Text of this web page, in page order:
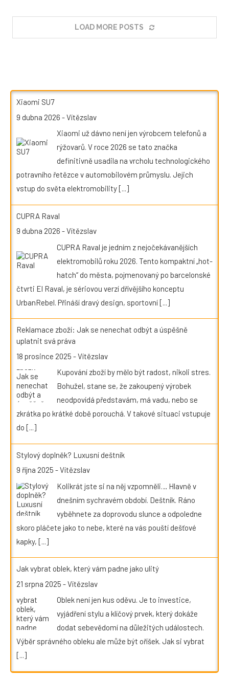
LOAD MORE POSTS
Xiaomi SU7
9 dubna 2026 -Vítězslav
Xiaomi už dávno není jen výrobcem telefonů a
rýžovarů. V roce 2026 se tato značka
definitivně usadila na vrcholu technologického
potravního řetězce v automobilovém průmyslu. Jejich
vstup do světa elektromobility[...]
CUPRA Raval
9 dubna 2026 -Vítězslav
CUPRA Raval je jedním z nejočekávanějších
elektromobilů roku 2026. Tento kompaktní „hot-
hatch“ do města, pojmenovaný po barcelonské
čtvrti El Raval, je sériovou verzí dřívějšího konceptu
UrbanRebel. Přináší dravý design, sportovní[...]
Reklamace zboží: Jak se nenechat odbýt a úspěšně
uplatnit svá práva
18 prosince 2025 -Vítězslav
Kupování zboží by mělo být radost, nikoli stres.
Bohužel, stane se, že zakoupený výrobek
neodpovídá představám, má vadu, nebo se
zkrátka po krátké době porouchá. V takové situaci vstupuje
do [...]
Stylový doplněk? Luxusní deštník
9 října 2025 -Vítězslav
Kolikrát jste si na něj vzpomněli… Hlavně v
dnešním sychravém období. Deštník. Ráno
vyběhnete za doprovodu slunce a odpoledne
skoro pláčete jako to nebe, které na vás pouští dešťové
kapky, [...]
Jak vybrat oblek, který vám padne jako ulitý
21 srpna 2025 -Vítězslav
Oblek není jen kus oděvu. Je to investice,
vyjádření stylu a klíčový prvek, který dokáže
dodat sebevědomí na důležitých událostech.
Výběr správného obleku ale může být oříšek. Jak si vybrat
[...]